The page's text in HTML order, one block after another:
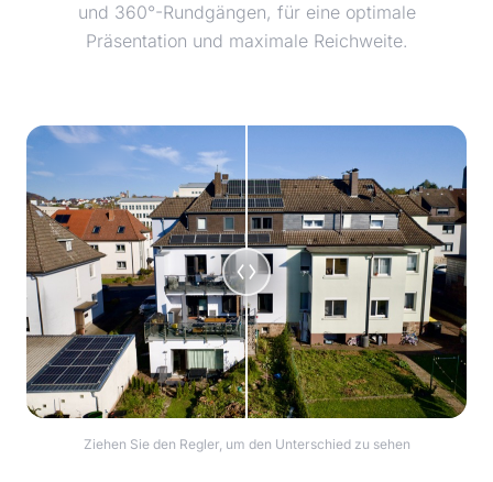
und 360°-Rundgängen, für eine optimale
Präsentation und maximale Reichweite.
Ziehen Sie den Regler, um den Unterschied zu sehen